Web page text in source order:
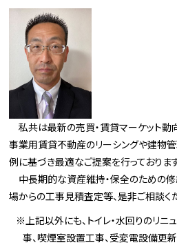
私共は最新の売買・賃貸マーケット動
事業用賃貸不動産のリーシングや建物
例に基づき最適なご提案を行っております
中長期的な資産維持・保全のための
場からの工事見積査定等、是非ご相談く
※上記以外にも、トイレ・水回りのリニ
事、喫煙室設置工事、受変電設備更